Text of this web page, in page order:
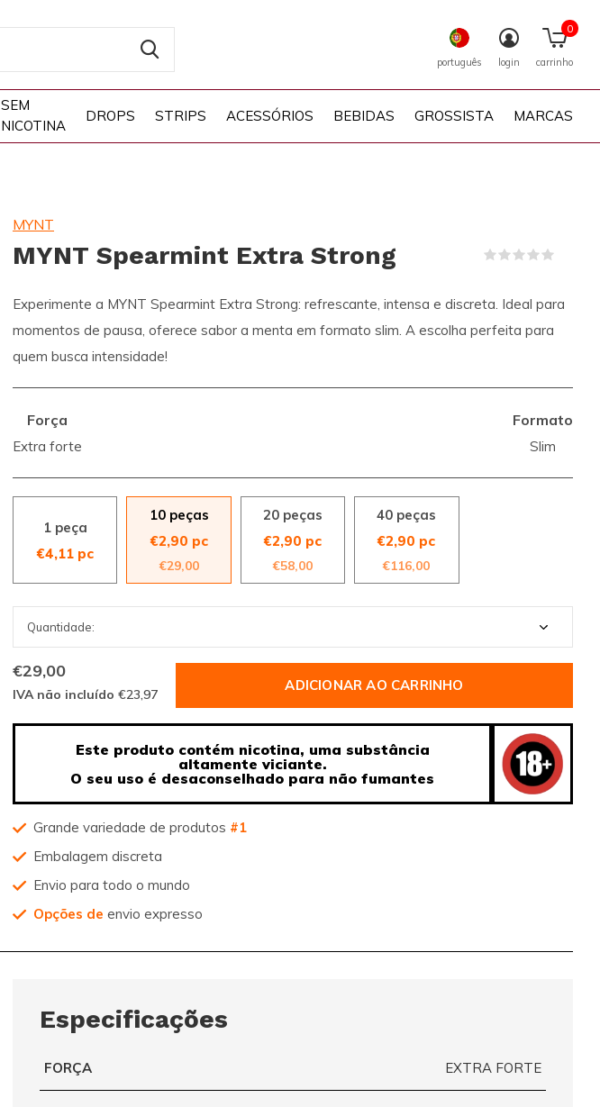
SEM
NICOTINA
DROPS STRIPS ACESSÓRIOS BEBIDAS GROSSISTA MARCAS
português login carrinho
0
MYNT
MYNT Spearmint Extra Strong
Experimente a MYNT Spearmint Extra Strong: refrescante, intensa e discreta. Ideal para
momentos de pausa, oferece sabor a menta em formato slim. A escolha perfeita para
quem busca intensidade!
Força
Extra forte
Formato
Slim
1 peça
€4,11 pc
10 peças
€2,90 pc
€29,00
20 peças
€2,90 pc
€58,00
40 peças
€2,90 pc
€116,00
€29,00
IVA não incluído €23,97
ADICIONAR AO CARRINHO
Este produto contém nicotina, uma substância
altamente viciante.
O seu uso é desaconselhado para não fumantes
Grande variedade de produtos #1
Embalagem discreta
Envio para todo o mundo
Opções de envio expresso
Especificações
FORÇA EXTRA FORTE